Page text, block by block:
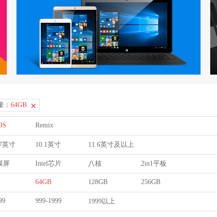
： 64GB
Remix
英寸 10.1英寸 11.6英寸及以上
屏 Intel芯片 八核 2in1平板
64GB 128GB 256GB
999-1999 1999以上